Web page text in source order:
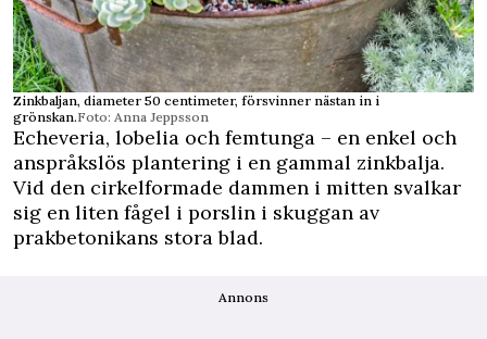
Zinkbaljan, diameter 50 centimeter, försvinner nästan in i
grönskan.Foto: Anna Jeppsson
Echeveria, lobelia och femtunga – en enkel och
anspråkslös plantering i en gammal zinkbalja.
Vid den cirkelformade dammen i mitten svalkar
sig en liten fågel i porslin i skuggan av
prakbetonikans stora blad.
Annons